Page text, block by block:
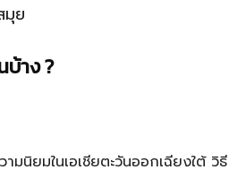
มุย
บ้าง ?
มนิยมในเอเชียตะวันออกเฉียงใต้ วิธี